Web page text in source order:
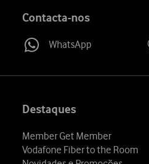
Contacta-nos
WhatsApp
Destaques
Member Get Member
Vodafone Fiber to the Room